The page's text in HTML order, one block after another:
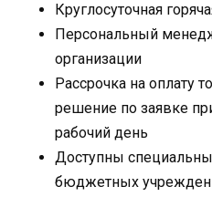
Круглосуточная
Персональный
организации
Рассрочка на оплату
решение по заявке
рабочий день
Доступны
бюджетных